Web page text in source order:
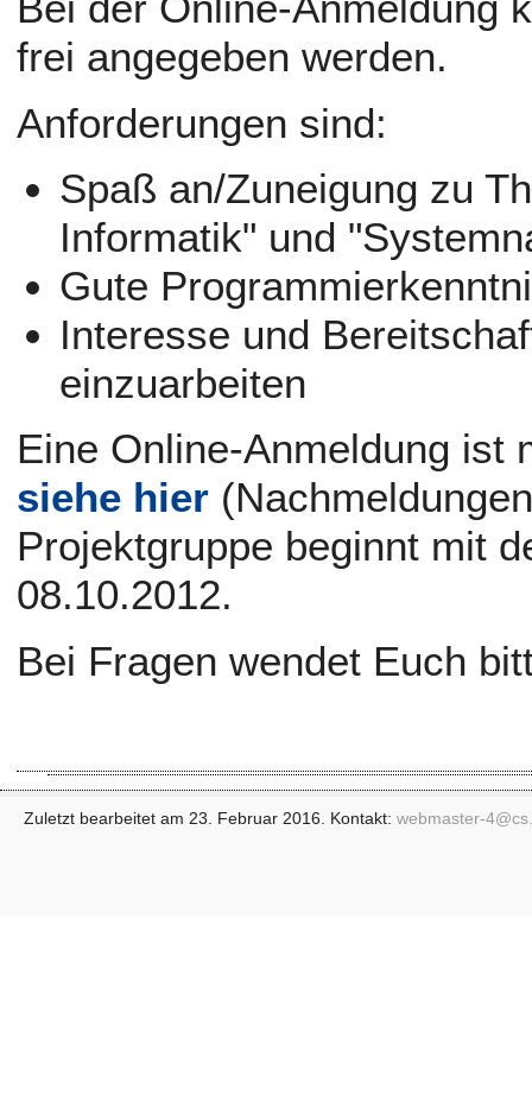
frei angegeben werden.
Anforderungen sind:
Spaß an/Zuneigung zu
Informatik" und
Gute
Interesse und
einzuarbeiten
Eine Online-Anmeldung ist
siehe hier
Projektgruppe beginnt mit
08.10.2012.
Bei Fragen wendet Euch
Zuletzt bearbeitet am 23. Februar 2016. Kontakt: webmaster-4@